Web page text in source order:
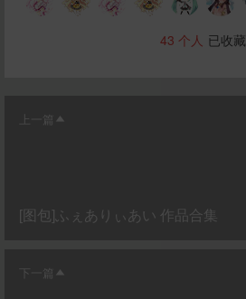
43 个人 已收藏
上一篇
[图包]ふぇありぃあい 作品合集
下一篇